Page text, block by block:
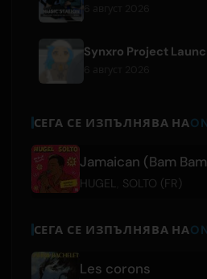
СЕГА СЕ ИЗПЪЛНЯВА НА
Jamaican (Bam
HUGEL SOLTO (FR)
СЕГА СЕ ИЗПЪЛНЯВА НА
Les corons